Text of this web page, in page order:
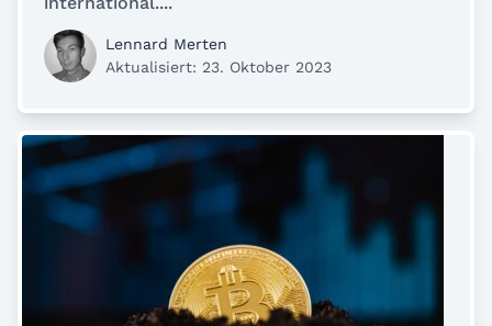
Lennard Merten
Aktualisiert: 23. Oktober 2023